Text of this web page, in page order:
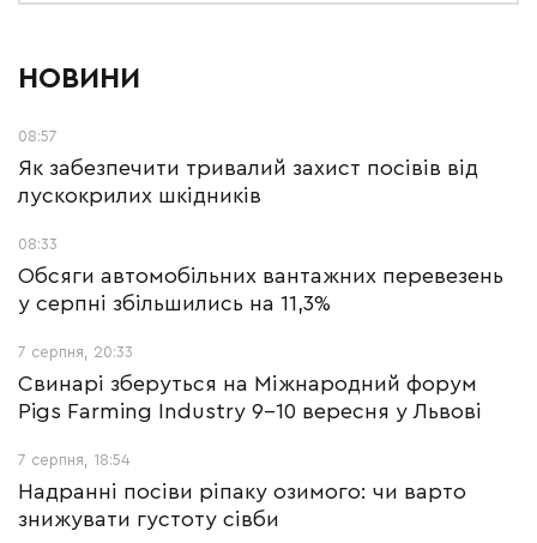
НОВИНИ
08:57
Як забезпечити тривалий захист посівів від
лускокрилих шкідників
08:33
Обсяги автомобільних вантажних перевезень
у серпні збільшились на 11,3%
7 серпня, 20:33
Свинарі зберуться на Міжнародний форум
Pigs Farming Industry 9-10 вересня у Львові
7 серпня, 18:54
Надранні посіви ріпаку озимого: чи варто
знижувати густоту сівби